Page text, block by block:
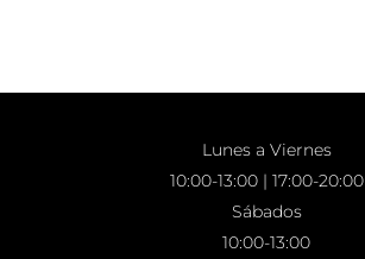
Lunes a Viernes
10:00-13:00 | 17:00-20:00
Sábados
10:00-13:00